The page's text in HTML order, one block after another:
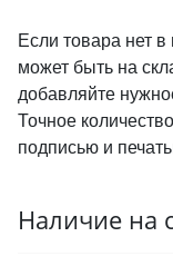
Если товара нет
может быть на
добавляйте
Точное
подписью и
Наличие на